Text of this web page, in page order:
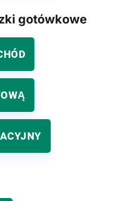
gotówkowe